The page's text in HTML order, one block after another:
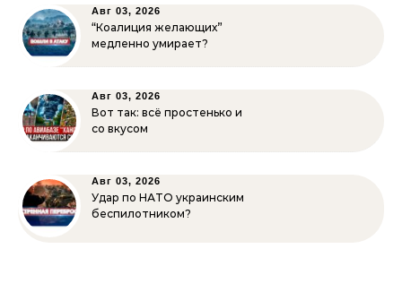
Авг 03, 2026
“Коалиция желающих”
медленно умирает?
Авг 03, 2026
Вот так: всё простенько и
со вкусом
Авг 03, 2026
Удар по НАТО украинским
беспилотником?